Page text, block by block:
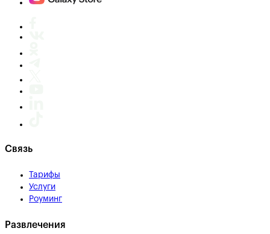
Связь
Тарифы
Услуги
Роуминг
Развлечения